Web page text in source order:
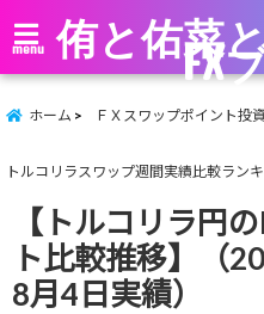
menu 侑と佑菜
FX
ホーム ＦＸスワップポイント投
トルコリラスワップ週間実績比較ラン
【トルコリラ円
ト比較推移】（
8月4日実績）